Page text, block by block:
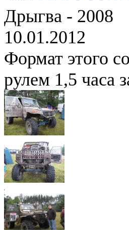
Дрыгва - 2008
10.01.2012
Формат этого
рулем 1,5 часа